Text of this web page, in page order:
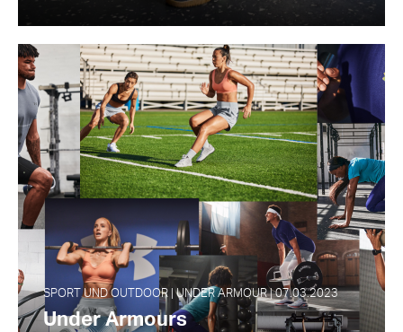
SPORT UND OUTDOOR | UNDER ARMOUR | 07.03.2023
Under Armours